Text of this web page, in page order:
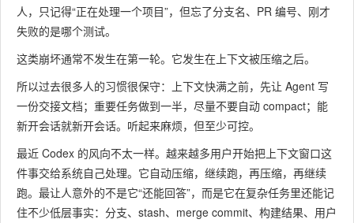
人，只记得“正在处理一个项目”，但忘了分支名、PR 编号、刚才
失败的是哪个测试。
这类崩坏通常不发生在第一轮。它发生在上下文被压缩之后。
所以过去很多人的习惯很保守：上下文快满之前，先让 Agent 写
一份交接文档；重要任务做到一半，尽量不要自动 compact；能
新开会话就新开会话。听起来麻烦，但至少可控。
最近 Codex 的风向不太一样。越来越多用户开始把上下文窗口这
件事交给系统自己处理。它自动压缩，继续跑，再压缩，再继续
跑。最让人意外的不是它“还能回答”，而是它在复杂任务里还能记
住不少低层事实：分支、stash、merge commit、构建结果、用户